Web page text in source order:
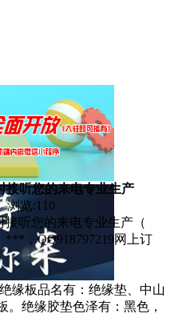
接听您的来电专业生产
浏览:110
接听您的来电专业生产（
，QQ918797219网上订
缘板品名有：绝缘垫、中山
。绝缘胶垫色泽有：黑色，